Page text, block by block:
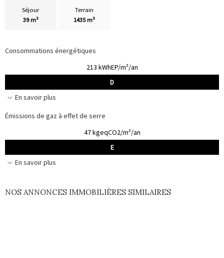
Séjour
39 m²
Terrain
1435 m²
Consommations énergétiques
213 kWhEP/m²/an
D
En savoir plus
Émissions de gaz à effet de serre
47 kgeqCO2/m²/an
E
En savoir plus
NOS ANNONCES IMMOBILIÈRES SIMILAIRES